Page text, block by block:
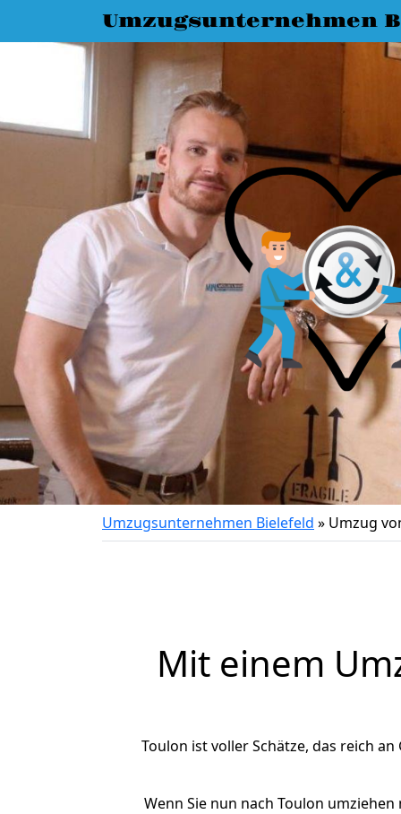
Umzugsunternehmen
Umzugsunternehmen Bielefeld » Umzug
Mit einem
Toulon ist voller Schätze, das reich
Wenn Sie nun nach Toulon